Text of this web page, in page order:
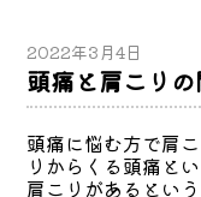
2022年3月4日
頭痛と肩こり
頭痛に悩む方で肩
りからくる頭痛とい
肩こりがあるとい